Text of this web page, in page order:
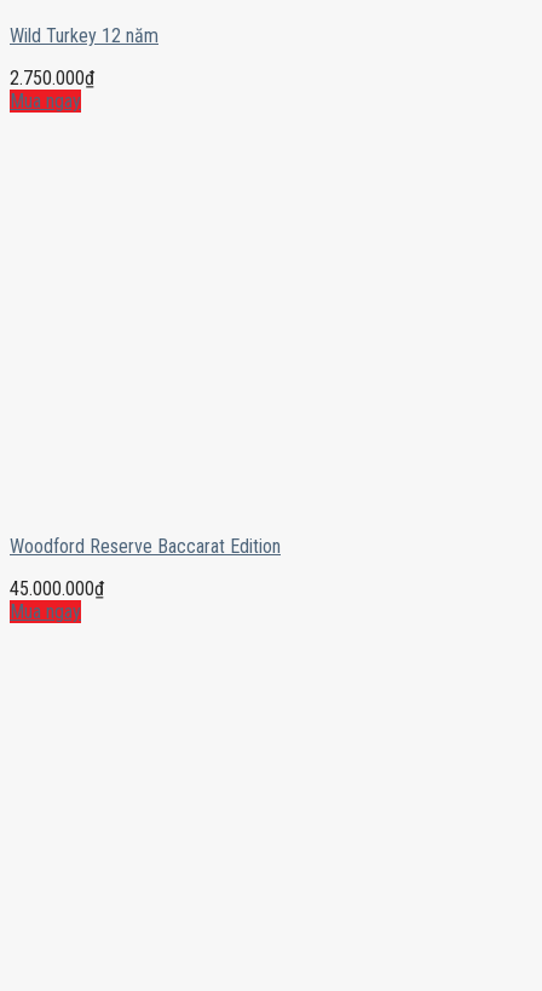
Wild Turkey 12 năm
2.750.000₫
Mua ngay
Woodford Reserve Baccarat Edition
45.000.000₫
Mua ngay